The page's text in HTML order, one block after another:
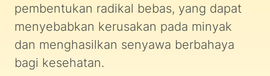
pembentukan radikal bebas, yang dapat
menyebabkan kerusakan pada minyak
dan menghasilkan senyawa berbahaya
bagi kesehatan.